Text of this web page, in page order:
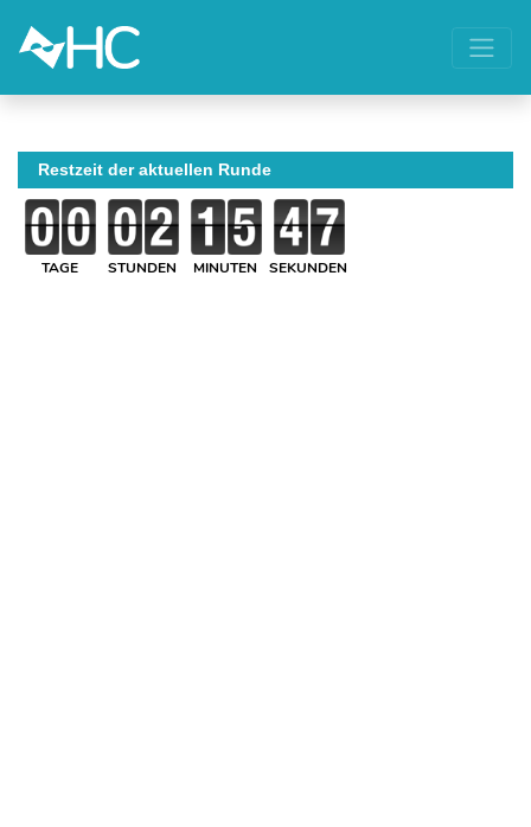
Restzeit der aktuellen Runde
TAGE STUNDEN MINUTEN SEKUNDEN